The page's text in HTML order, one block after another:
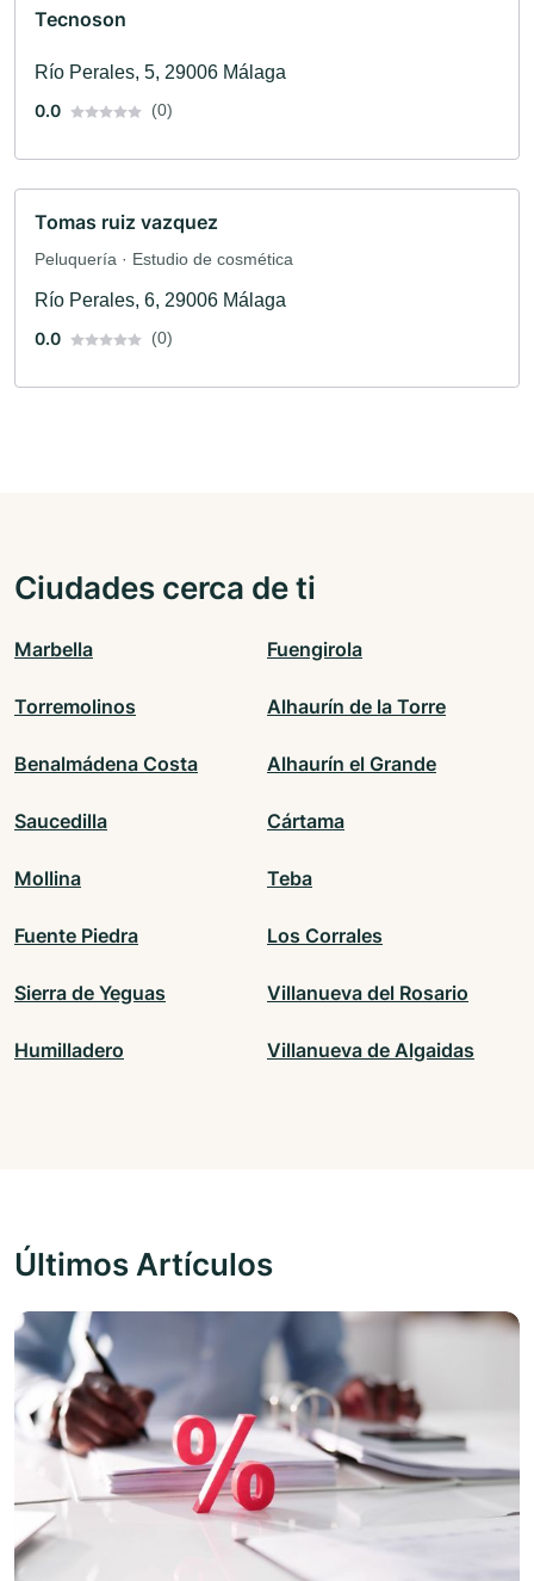
Tecnoson
Río Perales, 5, 29006 Málaga
0.0
(0)
Tomas ruiz vazquez
Peluquería · Estudio de cosmética
Río Perales, 6, 29006 Málaga
0.0
(0)
Ciudades cerca de ti
Marbella Fuengirola
Torremolinos Alhaurín de la Torre
Benalmádena Costa Alhaurín el Grande
Saucedilla Cártama
Mollina Teba
Fuente Piedra Los Corrales
Sierra de Yeguas Villanueva del Rosario
Humilladero Villanueva de Algaidas
Últimos Artículos